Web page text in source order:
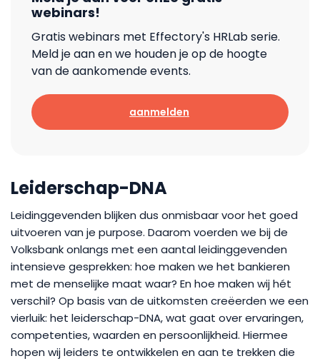
webinars!
Gratis webinars met Effectory's HRLab serie.
Meld je aan en we houden je op de hoogte
van de aankomende events.
aanmelden
Leiderschap-DNA
Leidinggevenden blijken dus onmisbaar voor het goed
uitvoeren van je purpose. Daarom voerden we bij de
Volksbank onlangs met een aantal leidinggevenden
intensieve gesprekken: hoe maken we het bankieren
met de menselijke maat waar? En hoe maken wij hét
verschil? Op basis van de uitkomsten creëerden we een
vierluik: het leiderschap-DNA, wat gaat over ervaringen,
competenties, waarden en persoonlijkheid. Hiermee
hopen wij leiders te ontwikkelen en aan te trekken die